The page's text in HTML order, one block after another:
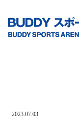
2023.07.03